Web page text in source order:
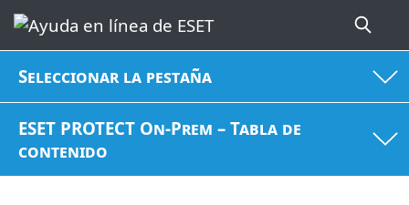
Seleccionar la pestaña
ESET PROTECT On-Prem – Tabla de
contenido